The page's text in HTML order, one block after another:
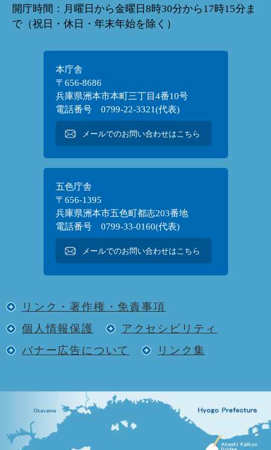
開庁時間：月曜日から金曜日8時30分から17時15分ま
で（祝日・休日・年末年始を除く）
本庁舎
〒656-8686
兵庫県洲本市本町三丁目4番10号
電話番号 0799-22-3321(代表)
メールでのお問い合わせはこちら
五色庁舎
〒656-1395
兵庫県洲本市五色町都志203番地
電話番号 0799-33-0160(代表)
メールでのお問い合わせはこちら
リンク・著作権・免責事項
個人情報保護
アクセシビリティ
バナー広告について
リンク集